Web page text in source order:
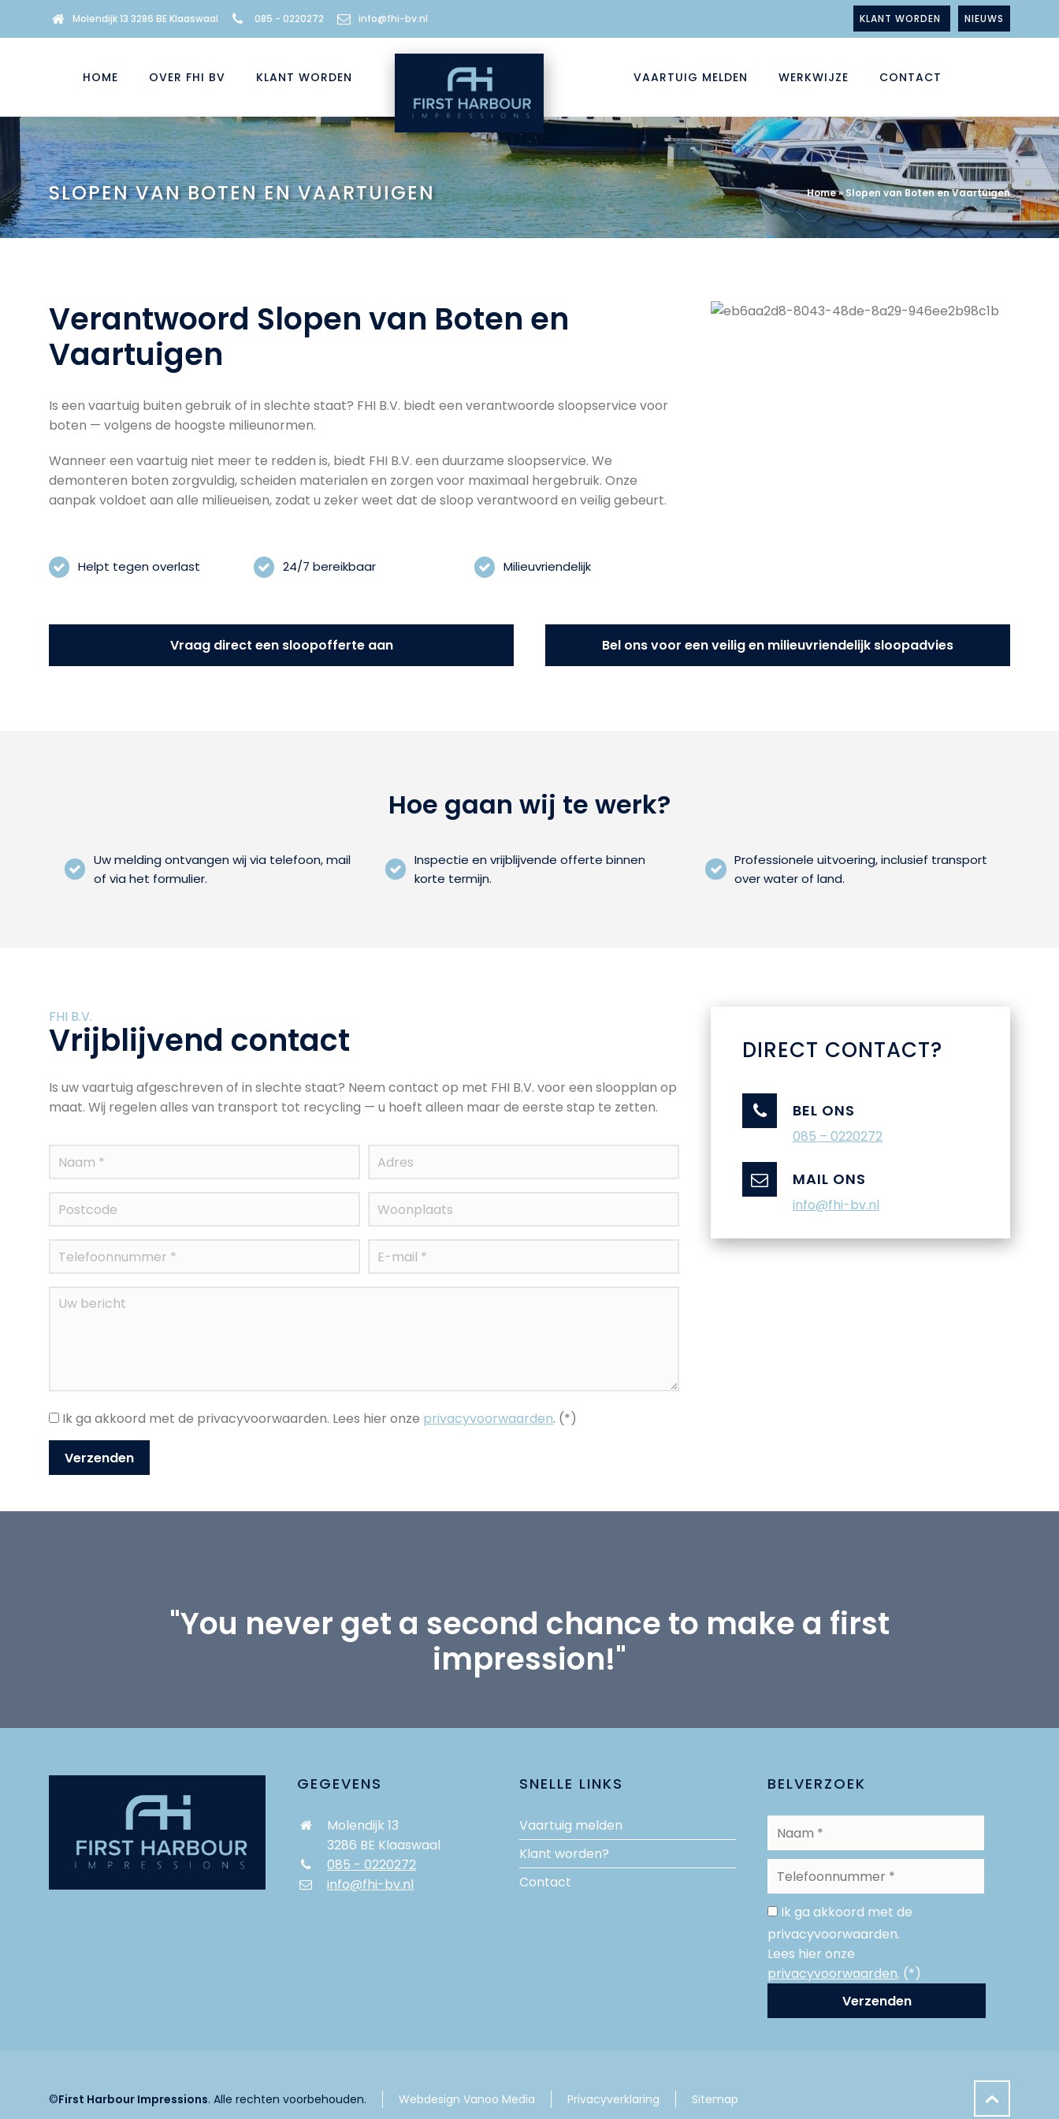
Molendijk 13 3286 BE Klaaswaal 085 - 0220272 info@fhi-bv.nl KLANT WORDEN NIEUWS
HOME OVER FHI BV KLANT WORDEN VAARTUIG MELDEN WERKWIJZE CONTACT
SLOPEN VAN BOTEN EN VAARTUIGEN Home»Slopen van Boten en Vaartuigen
Verantwoord Slopen van Boten en
Vaartuigen
Is een vaartuig buiten gebruik of in slechte staat? FHI B.V. biedt een verantwoorde sloopservice voor
boten — volgens de hoogste milieunormen.
Wanneer een vaartuig niet meer te redden is, biedt FHI B.V. een duurzame sloopservice. We
demonteren boten zorgvuldig, scheiden materialen en zorgen voor maximaal hergebruik. Onze
aanpak voldoet aan alle milieueisen, zodat u zeker weet dat de sloop verantwoord en veilig gebeurt.
Helpt tegen overlast 24/7 bereikbaar Milieuvriendelijk
Vraag direct een sloopofferte aan Bel ons voor een veilig en milieuvriendelijk sloopadvies
Hoe gaan wij te werk?
Uw melding ontvangen wij via telefoon, mail
of via het formulier.
Inspectie en vrijblijvende offerte binnen
korte termijn.
Professionele uitvoering, inclusief transport
over water of land.
FHI B.V.
Vrijblijvend contact
Is uw vaartuig afgeschreven of in slechte staat? Neem contact op met FHI B.V. voor een sloopplan op
maat. Wij regelen alles van transport tot recycling — u hoeft alleen maar de eerste stap te zetten.
Ik ga akkoord met de privacyvoorwaarden. Lees hier onze privacyvoorwaarden. (*)
DIRECT CONTACT?
BEL ONS
085 – 0220272
MAIL ONS
info@fhi-bv.nl
"You never get a second chance to make a first
impression!"
GEGEVENS
Molendijk 13
3286 BE Klaaswaal
085 - 0220272
info@fhi-bv.nl
SNELLE LINKS
Vaartuig melden
Klant worden?
Contact
BELVERZOEK
Ik ga akkoord met de
privacyvoorwaarden.
Lees hier onze
privacyvoorwaarden. (*)
©First Harbour Impressions. Alle rechten voorbehouden. Webdesign Vanoo Media Privacyverklaring Sitemap